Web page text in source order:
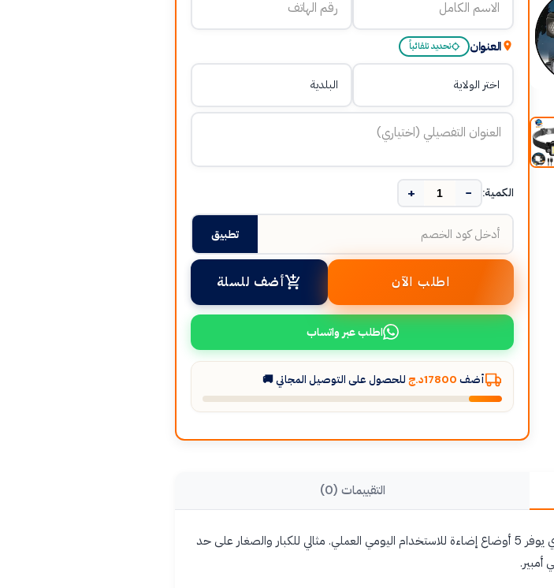
العنوان تحديد تلقائياً
الكمية: −
+
تطبيق
اطلب الآن أضف للسلة
اطلب عبر واتساب
أضف 17800د.ج للحصول على التوصيل المجاني 🚚
التقييمات (0)
اكتشف هذا المصباح الأمامي المغناطيسي القابل لإعادة الشحن، والذي يوفر 5 أوضاع إضاءة للاستخدام اليومي العملي. مثالي للكبار والصغار على حد